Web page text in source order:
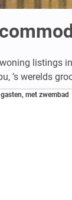
listings in
’s werelds